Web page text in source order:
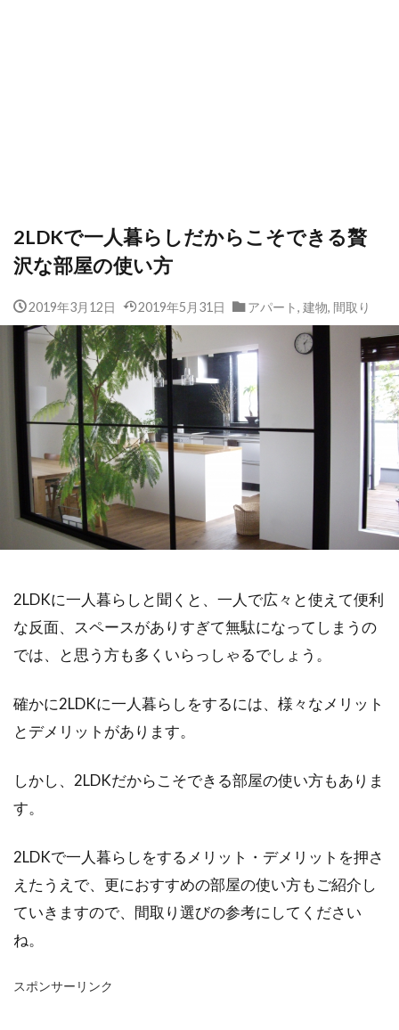
2LDKで一人暮らしだからこそできる贅
沢な部屋の使い方
2019年3月12日 2019年5月31日 アパート, 建物, 間取り
2LDKに一人暮らしと聞くと、一人で広々と使えて便利
な反面、スペースがありすぎて無駄になってしまうの
では、と思う方も多くいらっしゃるでしょう。
確かに2LDKに一人暮らしをするには、様々なメリット
とデメリットがあります。
しかし、2LDKだからこそできる部屋の使い方もありま
す。
2LDKで一人暮らしをするメリット・デメリットを押さ
えたうえで、更におすすめの部屋の使い方もご紹介し
ていきますので、間取り選びの参考にしてください
ね。
スポンサーリンク